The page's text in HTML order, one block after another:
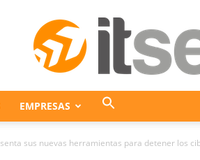
EMPRESAS
sus nuevas herramientas para detener los